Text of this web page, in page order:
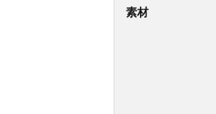
素材